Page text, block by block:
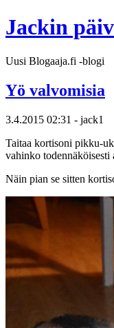
Jackin
Uusi Blogaaja.fi -blogi
Yö valvomisia
3.4.2015 02:31 - jack1
Taitaa kortisoni pikku-
vahinko todennäköisesti
Näin pian se sitten